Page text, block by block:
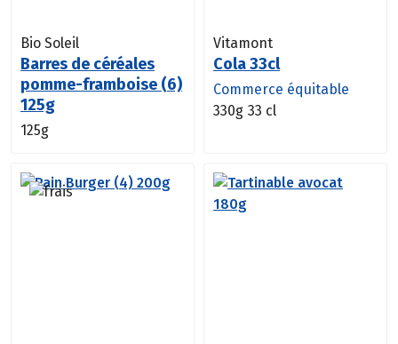
Bio Soleil
Barres de céréales
pomme-framboise (6)
125g
125g
Vitamont
Cola 33cl
Commerce équitable
330g 33 cl